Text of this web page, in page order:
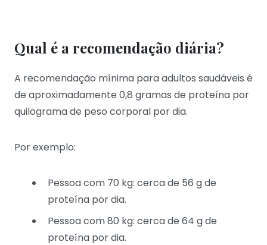
Qual é a recomendação diária?
A recomendação mínima para adultos saudáveis é
de aproximadamente 0,8 gramas de proteína por
quilograma de peso corporal por dia.
Por exemplo:
Pessoa com 70 kg: cerca de 56 g de
proteína por dia.
Pessoa com 80 kg: cerca de 64 g de
proteína por dia.